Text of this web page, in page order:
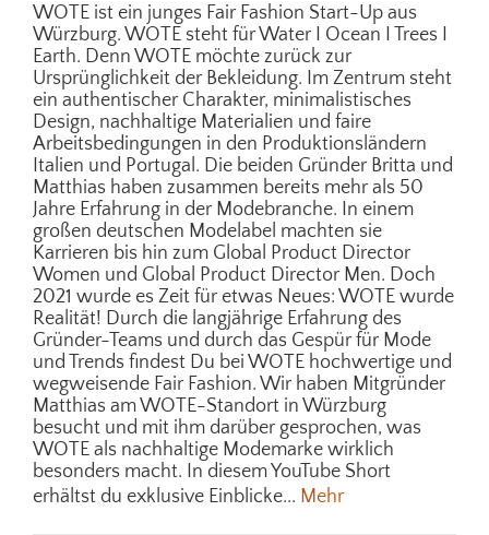
WOTE ist ein junges Fair Fashion Start-Up aus
Würzburg. WOTE steht für Water I Ocean I Trees I
Earth. Denn WOTE möchte zurück zur
Ursprünglichkeit der Bekleidung. Im Zentrum steht
ein authentischer Charakter, minimalistisches
Design, nachhaltige Materialien und faire
Arbeitsbedingungen in den Produktionsländern
Italien und Portugal. Die beiden Gründer Britta und
Matthias haben zusammen bereits mehr als 50
Jahre Erfahrung in der Modebranche. In einem
großen deutschen Modelabel machten sie
Karrieren bis hin zum Global Product Director
Women und Global Product Director Men. Doch
2021 wurde es Zeit für etwas Neues: WOTE wurde
Realität! Durch die langjährige Erfahrung des
Gründer-Teams und durch das Gespür für Mode
und Trends findest Du bei WOTE hochwertige und
wegweisende Fair Fashion. Wir haben Mitgründer
Matthias am WOTE-Standort in Würzburg
besucht und mit ihm darüber gesprochen, was
WOTE als nachhaltige Modemarke wirklich
besonders macht. In diesem YouTube Short
erhältst du exklusive Einblicke... Mehr